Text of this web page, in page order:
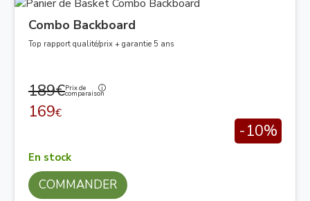
Combo Backboard
Top rapport qualité/prix + garantie 5 ans
189€Prix de
comparaison
169€
-10%
En stock
COMMANDER